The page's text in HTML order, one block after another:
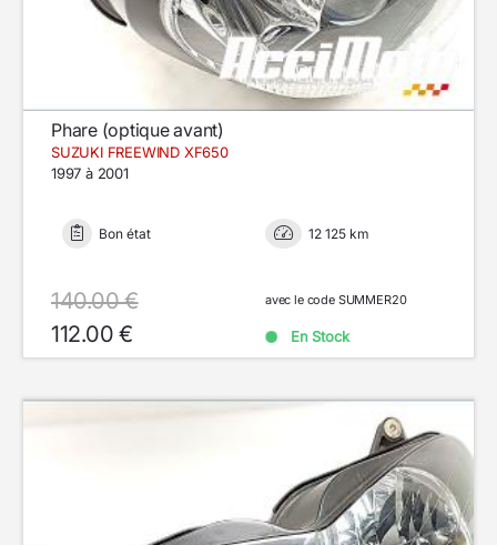
Phare (optique avant)
SUZUKI FREEWIND XF650
1997 à 2001
Bon état 12 125 km
140.00 €
112.00 €
avec le code SUMMER20
En Stock